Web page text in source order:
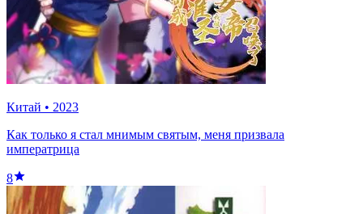
Китай • 2023
Как только я стал мнимым святым, меня призвала
императрица
8